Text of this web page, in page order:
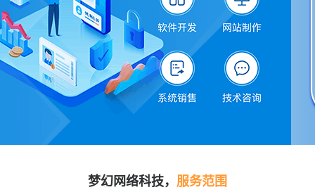
梦幻网络科技， 服务范围